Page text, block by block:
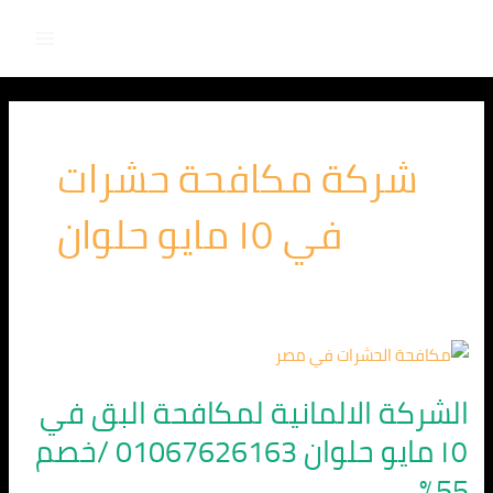
المحتوى
شركة مكافحة حشرات
في ١٥ مايو حلوان
الشركة الالمانية لمكافحة البق في
١٥ مايو حلوان 01067626163 /خصم
الشركة
لمكافحة
البق
في